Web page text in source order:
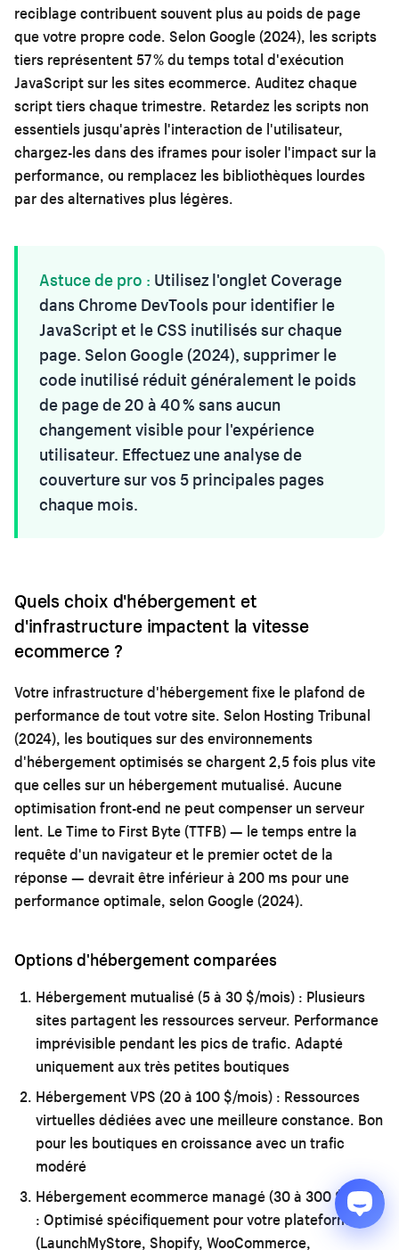
reciblage contribuent souvent plus au poids de page
que votre propre code. Selon Google (2024), les scripts
tiers représentent 57 % du temps total d'exécution
JavaScript sur les sites ecommerce. Auditez chaque
script tiers chaque trimestre. Retardez les scripts non
essentiels jusqu'après l'interaction de l'utilisateur,
chargez-les dans des iframes pour isoler l'impact sur la
performance, ou remplacez les bibliothèques lourdes
par des alternatives plus légères.
Astuce de pro : Utilisez l'onglet Coverage
dans Chrome DevTools pour identifier le
JavaScript et le CSS inutilisés sur chaque
page. Selon Google (2024), supprimer le
code inutilisé réduit généralement le poids
de page de 20 à 40 % sans aucun
changement visible pour l'expérience
utilisateur. Effectuez une analyse de
couverture sur vos 5 principales pages
chaque mois.
Quels choix d'hébergement et
d'infrastructure impactent la vitesse
ecommerce ?
Votre infrastructure d'hébergement fixe le plafond de
performance de tout votre site. Selon Hosting Tribunal
(2024), les boutiques sur des environnements
d'hébergement optimisés se chargent 2,5 fois plus vite
que celles sur un hébergement mutualisé. Aucune
optimisation front-end ne peut compenser un serveur
lent. Le Time to First Byte (TTFB) — le temps entre la
requête d'un navigateur et le premier octet de la
réponse — devrait être inférieur à 200 ms pour une
performance optimale, selon Google (2024).
Options d'hébergement comparées
Hébergement mutualisé (5 à 30 $/mois) : Plusieurs
sites partagent les ressources serveur. Performance
imprévisible pendant les pics de trafic. Adapté
uniquement aux très petites boutiques
Hébergement VPS (20 à 100 $/mois) : Ressources
virtuelles dédiées avec une meilleure constance. Bon
pour les boutiques en croissance avec un trafic
modéré
Hébergement ecommerce managé (30 à 300 $/mois)
: Optimisé spécifiquement pour votre plateforme
(LaunchMyStore, Shopify, WooCommerce,